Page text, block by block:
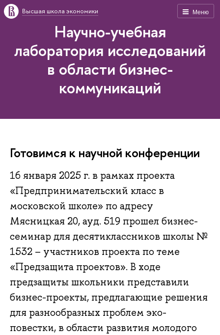
Меню
Высшая школа экономики
Научно-учебная
лаборатория исследований
в области бизнес-
коммуникаций
Готовимся к научной конференции
16 января 2025 г. в рамках проекта
«Предпринимательский класс в
московской школе» по адресу
Мясницкая 20, ауд. 519 прошел бизнес-
семинар для десятиклассников школы №
1532 – участников проекта по теме
«Предзащита проектов». В ходе
предзащиты школьники представили
бизнес-проекты, предлагающие решения
для разнообразных проблем эко-
повестки, в области развития молодого